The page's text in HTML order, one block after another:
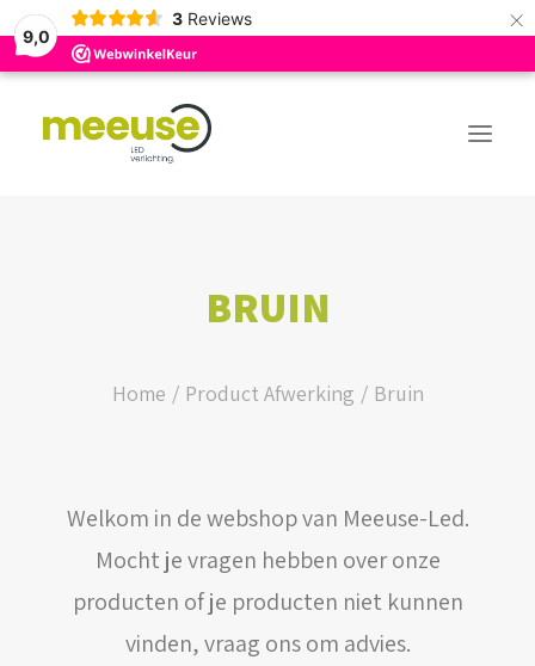
9,0
3 Reviews ×
BUDGET ASSORTIMENT
WEBSHOP
LOGIN / REGISTER
WINKELWAGEN
BRUIN
Home Product Afwerking Bruin
Welkom in de webshop van Meeuse-Led.
Mocht je vragen hebben over onze
producten of je producten niet kunnen
vinden, vraag ons om advies.